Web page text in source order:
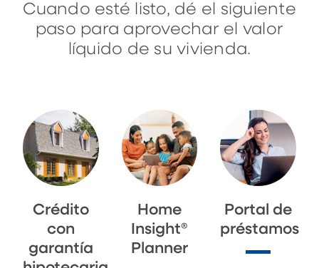
Cuando esté listo, dé el siguiente
paso para aprovechar el valor
líquido de su vivienda.
Crédito
con
garantía
Home
Insight®
Planner
Portal de
préstamos